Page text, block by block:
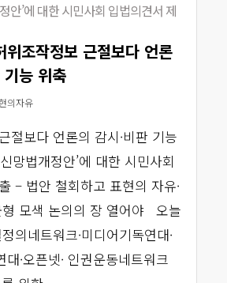
안’에 대한 시민사회 입법의견서 제
조작정보 근절보다 언론
기능 위축
의자유
절보다 언론의 감시·비판 기능
망법개정안’에 대한 시민사회
– 법안 철회하고 표현의 자유·
형 모색 논의의 장 열어야 오늘
의네트워크·미디어기독연대·
·오픈넷· 인권운동네트워크